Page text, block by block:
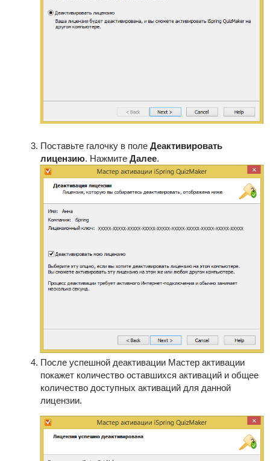
Поставьте галочку в поле Деактивировать
лицензию. Нажмите Далее.
После успешной деактивации Мастер активации
покажет количество оставшихся активаций и общее
количество доступных активаций для данной
лицензии.